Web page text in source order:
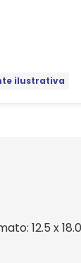
ilustrativa
12.5 x